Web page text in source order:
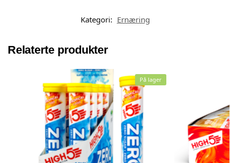
Kategori: Ernæring
Relaterte produkter
På lager